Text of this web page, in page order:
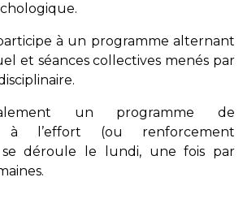
à un programme alternant
et séances collectives menés par
un programme de
à l’effort (ou renforcement
déroule le lundi, une fois par